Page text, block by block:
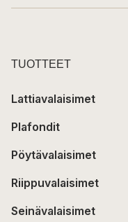
TUOTTEET
Lattiavalaisimet
Plafondit
Pöytävalaisimet
Riippuvalaisimet
Seinävalaisimet